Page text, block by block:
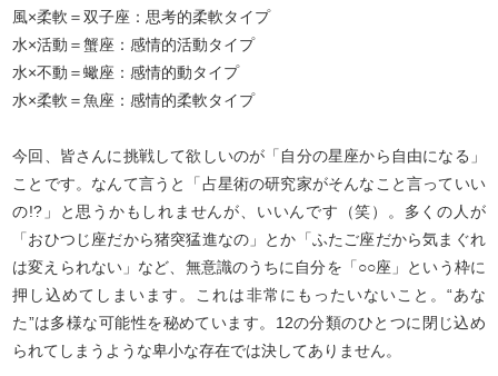
風×柔軟＝双子座：思考的柔軟タイプ
水×活動＝蟹座：感情的活動タイプ
水×不動＝蠍座：感情的動タイプ
水×柔軟＝魚座：感情的柔軟タイプ
今回、皆さんに挑戦して欲しいのが「自分の星座から自由になる」
ことです。なんて言うと「占星術の研究家がそんなこと言っていい
の!?」と思うかもしれませんが、いいんです（笑）。多くの人が
「おひつじ座だから猪突猛進なの」とか「ふたご座だから気まぐれ
は変えられない」など、無意識のうちに自分を「○○座」という枠に
押し込めてしまいます。これは非常にもったいないこと。“あな
た”は多様な可能性を秘めています。12の分類のひとつに閉じ込め
られてしまうような卑小な存在では決してありません。